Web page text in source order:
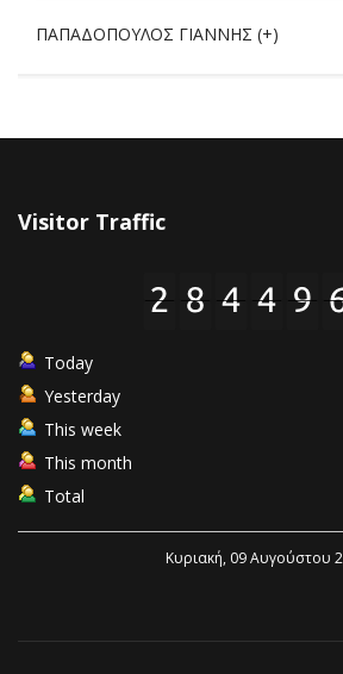
ΠΑΠΑΔΟΠΟΥΛΟΣ ΓΙΑΝΝΗΣ (+)
Visitor Traffic
Today
Yesterday
This week
This month
Total
Κυριακή, 09 Αυγούστου